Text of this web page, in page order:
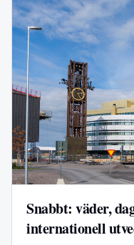
Snabbt: väder,
internationell